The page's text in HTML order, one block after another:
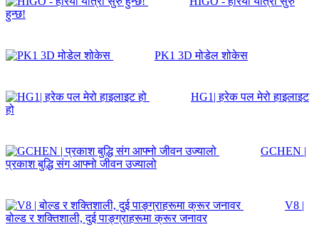
हुन्छ!
PK1 3D मोडेल शोकेस
HG1| हरेक पल मेरो हाइलाइट
हो
GCHEN |
प्रकाश बुद्धि संग आफ्नो जीवन उज्यालो
V8 |
बोल्ड र शक्तिशाली, दुई पाङ्ग्राहरूमा क्रूर जनावर